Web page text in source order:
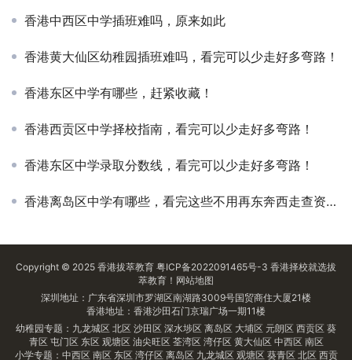
香港中西区中学插班难吗，原来如此
香港黄大仙区幼稚园插班难吗，看完可以少走好多弯路！
香港东区中学有哪些，赶紧收藏！
香港西贡区中学择校指南，看完可以少走好多弯路！
香港东区中学录取分数线，看完可以少走好多弯路！
香港离岛区中学有哪些，看完这些不用再东奔西走查资料了
Copyright © 2025 香港拔萃教育 粤ICP备2022091465号-3 香港择校就选拔
萃教育！ 网站地图
深圳地址：广东省深圳市罗湖区南湖路3009号国贸商住大厦21楼
香港地址：香港沙田石门京瑞广场一期11楼
幼稚园专题： 九龙城区 北区 沙田区 深水埗区 离岛区 大埔区 元朗区 西贡区 葵
青区 屯门区 东区 观塘区 油尖旺区 荃湾区 湾仔区 黄大仙区 中西区 南区
小学专题： 中西区 南区 东区 湾仔区 离岛区 九龙城区 观塘区 葵青区 北区 西贡